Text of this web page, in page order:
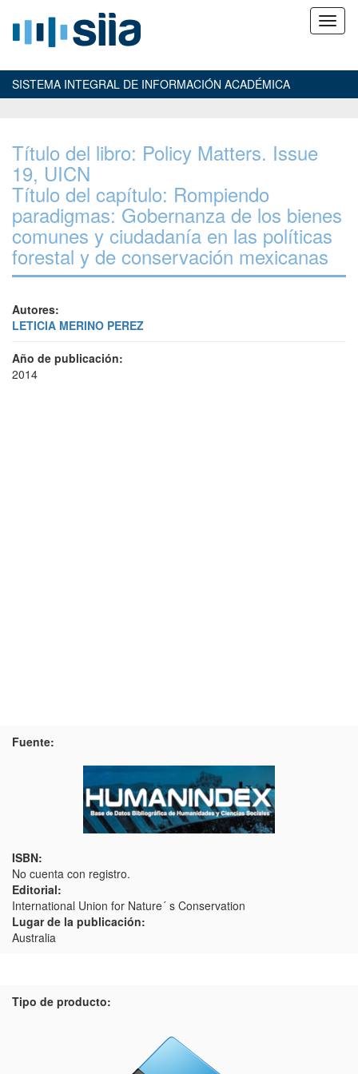
SISTEMA INTEGRAL DE INFORMACIÓN ACADÉMICA
Título del libro: Policy Matters. Issue
19, UICN
Título del capítulo: Rompiendo
paradigmas: Gobernanza de los bienes
comunes y ciudadanía en las políticas
forestal y de conservación mexicanas
Autores:
LETICIA MERINO PEREZ
Año de publicación:
2014
Fuente:
ISBN:
No cuenta con registro.
Editorial:
International Union for Nature´ s Conservation
Lugar de la publicación:
Australia
Tipo de producto: